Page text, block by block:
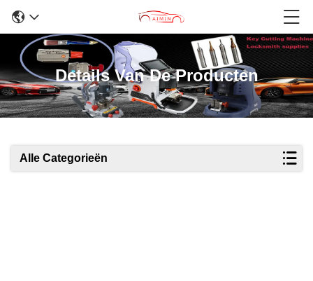
Details Van De Producten
Alle Categorieën